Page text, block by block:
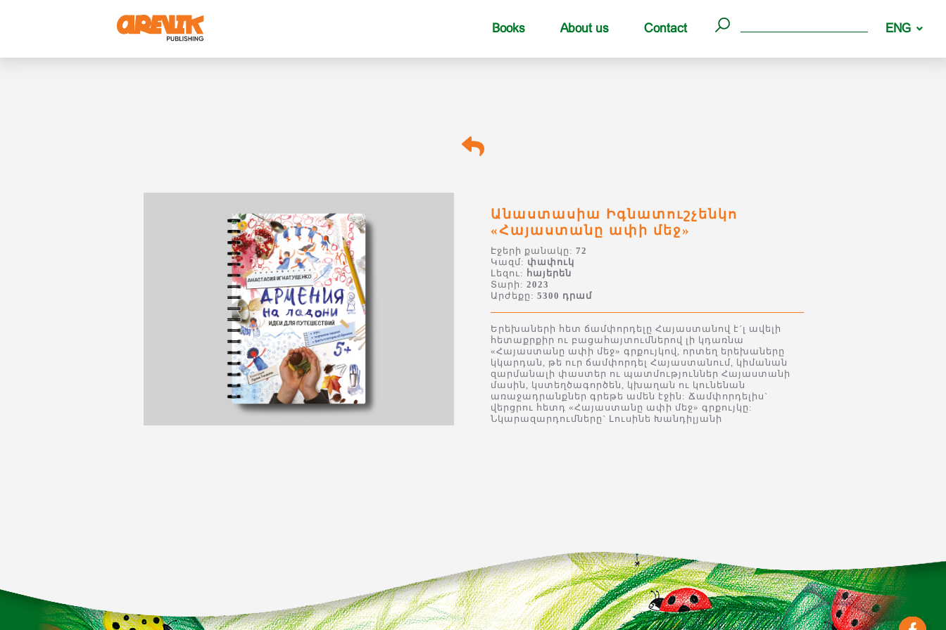
Books About us Contact ENG
Անաստասիա Իգնատուշչենկո
«Հայաստանը ափի մեջ»
Էջերի քանակը: 72
Կազմ: փափուկ
Լեզու: հայերեն
Տարի: 2023
Արժեքը: 5300 դրամ
Երեխաների հետ ճամփորդելը Հայաստանով է´լ ավելի
հետաքրքիր ու բացահայտումներով լի կդառնա
«Հայաստանը ափի մեջ» գրքույկով, որտեղ երեխաները
կկարդան, թե ուր ճամփորդել Հայաստանում, կիմանան
զարմանալի փաստեր ու պատմություններ Հայաստանի
մասին, կստեղծագործեն, կխաղան ու կունենան
առաջադրանքներ գրեթե ամեն էջին: Ճամփորդելիս`
վերցրու հետդ «Հայաստանը ափի մեջ» գրքույկը:
Նկարազարդումները` Լուսինե Խանդիլյանի